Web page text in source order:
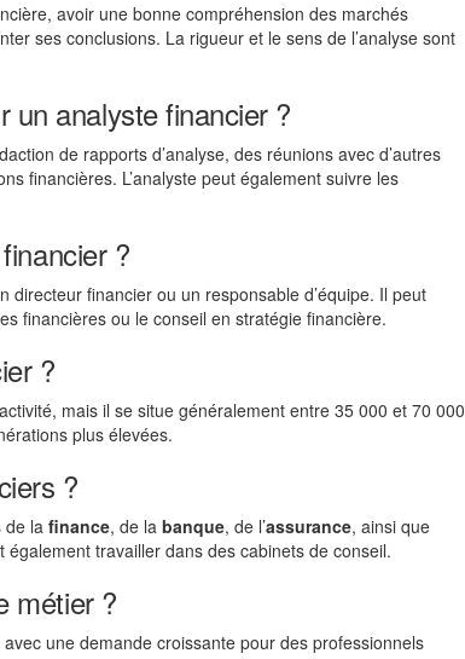
avoir une bonne compréhension des marchés
ses conclusions. La rigueur et le sens de l’analyse sont
un analyste financier ?
de rapports d’analyse, des réunions avec d’autres
financières. L’analyste peut également suivre les
?
directeur financier ou un responsable d’équipe. Il peut
financières ou le conseil en stratégie financière.
?
mais il se situe généralement entre 35 000 et 70 000
plus élevées.
?
de la finance, de la banque, de l’assurance, ainsi que
travailler dans des cabinets de conseil.
métier ?
une demande croissante pour des professionnels